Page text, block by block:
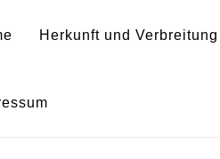
Herkunft und Verbreitung